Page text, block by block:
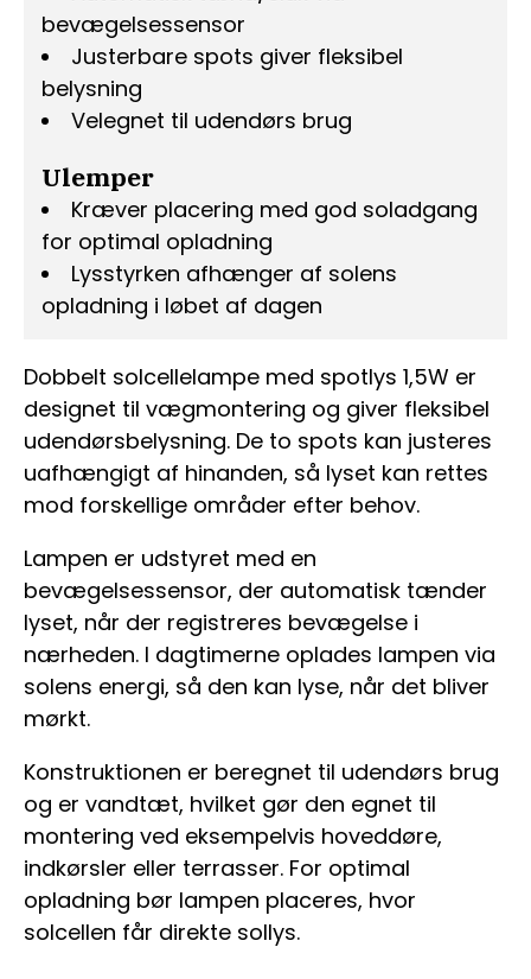
Dobbelt solcellelampe med spotlys 1,5W er
designet til vægmontering og giver fleksibel
udendørsbelysning. De to spots kan justeres
uafhængigt af hinanden, så lyset kan rettes
mod forskellige områder efter behov.
Lampen er udstyret med en
bevægelsessensor, der automatisk tænder
lyset, når der registreres bevægelse i
nærheden. I dagtimerne oplades lampen via
solens energi, så den kan lyse, når det bliver
mørkt.
Konstruktionen er beregnet til udendørs brug
og er vandtæt, hvilket gør den egnet til
montering ved eksempelvis hoveddøre,
indkørsler eller terrasser. For optimal
opladning bør lampen placeres, hvor
solcellen får direkte sollys.
bevægelsessensor
Justerbare spots giver fleksibel
belysning
Velegnet til udendørs brug
Ulemper
Kræver placering med god soladgang
for optimal opladning
Lysstyrken afhænger af solens
opladning i løbet af dagen